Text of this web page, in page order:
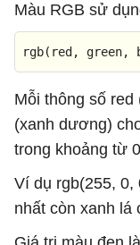
Màu RGB sử
rgb(red, green,
Mỗi thông số red
(xanh dương)
trong khoảng từ
Ví dụ rgb(255, 0,
nhất còn xanh lá